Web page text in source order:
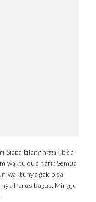
Siapa bilang nggak bisa
waktu dua hari? Semua
waktunya gak bisa
harus bagus. Minggu